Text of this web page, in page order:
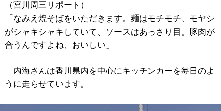
（宮川周三リポート）
「なみえ焼そばをいただきます。麺はモチモチ、モヤシ
がシャキシャキしていて、ソースはあっさり目。豚肉が
合うんですよね、おいしい」
内海さんは香川県内を中心にキッチンカーを毎日のよ
うに走らせています。